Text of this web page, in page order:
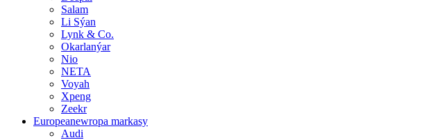
Salam
Li Sýan
Lynk & Co.
Okarlanýar
Nio
NETA
Voyah
Xpeng
Zeekr
Europeanewropa markasy
Audi